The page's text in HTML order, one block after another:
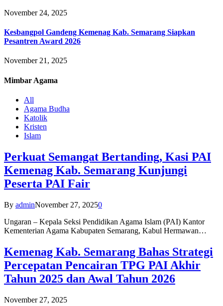
November 24, 2025
Kesbangpol Gandeng Kemenag Kab. Semarang Siapkan
Pesantren Award 2026
November 21, 2025
Mimbar Agama
All
Agama Budha
Katolik
Kristen
Islam
Perkuat Semangat Bertanding, Kasi PAI
Kemenag Kab. Semarang Kunjungi
Peserta PAI Fair
By adminNovember 27, 20250
Ungaran – Kepala Seksi Pendidikan Agama Islam (PAI) Kantor
Kementerian Agama Kabupaten Semarang, Kabul Hermawan…
Kemenag Kab. Semarang Bahas Strategi
Percepatan Pencairan TPG PAI Akhir
Tahun 2025 dan Awal Tahun 2026
November 27, 2025